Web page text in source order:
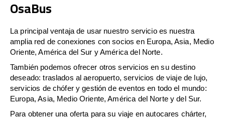
OsaBus
La principal ventaja de usar nuestro servicio es nuestra
amplia red de conexiones con socios en Europa, Asia, Medio
Oriente, América del Sur y América del Norte.
También podemos ofrecer otros servicios en su destino
deseado: traslados al aeropuerto, servicios de viaje de lujo,
servicios de chófer y gestión de eventos en todo el mundo:
Europa, Asia, Medio Oriente, América del Norte y del Sur.
Para obtener una oferta para su viaje en autocares chárter,